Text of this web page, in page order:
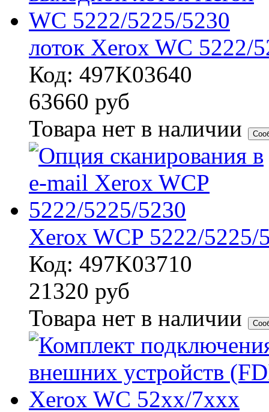
лоток Xerox WC 5222/
Код: 497K03640
63660 руб
Товара нет в наличии
Xerox WCP 5222/5225/
Код: 497K03710
21320 руб
Товара нет в наличии